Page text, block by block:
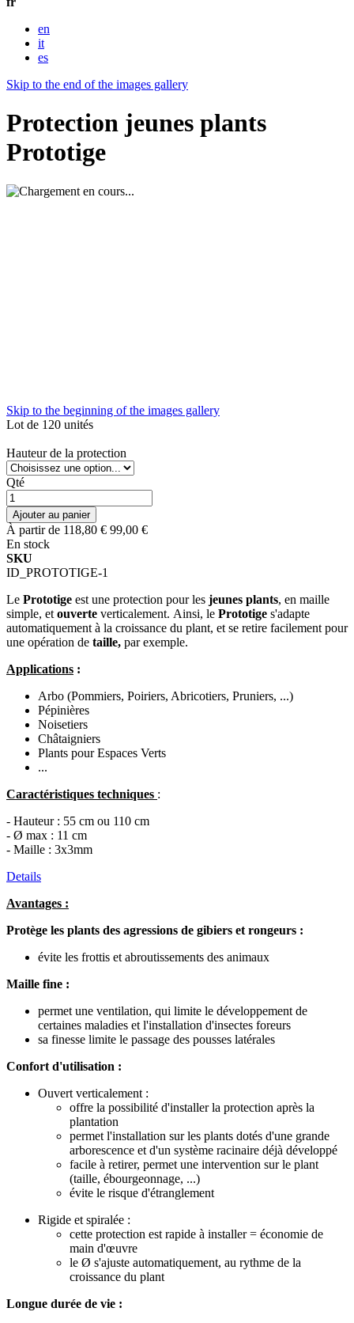
en
it
es
Skip to the end of the images gallery
Protection jeunes plants
Prototige
Skip to the beginning of the images gallery
Lot de 120 unités
Hauteur de la protection
Qté
Ajouter au panier
À partir de 118,80 € 99,00 €
En stock
SKU
ID_PROTOTIGE-1
Le Prototige est une protection pour les jeunes plants, en maille
simple, et ouverte verticalement. Ainsi, le Prototige s'adapte
automatiquement à la croissance du plant, et se retire facilement pour
une opération de taille, par exemple.
Applications :
Arbo (Pommiers, Poiriers, Abricotiers, Pruniers, ...)
Pépinières
Noisetiers
Châtaigniers
Plants pour Espaces Verts
...
Caractéristiques techniques :
- Hauteur : 55 cm ou 110 cm
- Ø max : 11 cm
- Maille : 3x3mm
Details
Avantages :
Protège les plants des agressions de gibiers et rongeurs :
évite les frottis et abroutissements des animaux
Maille fine :
permet une ventilation, qui limite le développement de
certaines maladies et l'installation d'insectes foreurs
sa finesse limite le passage des pousses latérales
Confort d'utilisation :
Ouvert verticalement :
offre la possibilité d'installer la protection après la
plantation
permet l'installation sur les plants dotés d'une grande
arborescence et d'un système racinaire déjà développé
facile à retirer, permet une intervention sur le plant
(taille, ébourgeonnage, ...)
évite le risque d'étranglement
Rigide et spiralée :
cette protection est rapide à installer = économie de
main d'œuvre
le Ø s'ajuste automatiquement, au rythme de la
croissance du plant
Longue durée de vie :